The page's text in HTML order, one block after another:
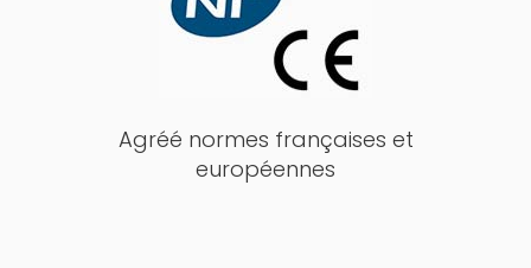
Agréé normes françaises et
européennes